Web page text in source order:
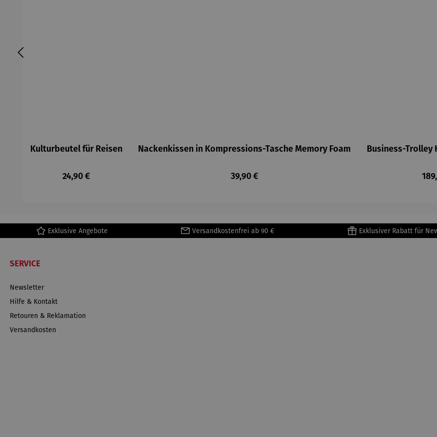
Kulturbeutel für Reisen
Regulärer Preis:
24,90 €
Nackenkissen in Kompressions-Tasche Memory Foam
Regulärer Preis:
39,90 €
Business-Trolley
Exklusive Angebote Versandkostenfrei ab 90 € Exklusiver Rabatt für
SERVICE
Newsletter
Hilfe & Kontakt
Retouren & Reklamation
Versandkosten